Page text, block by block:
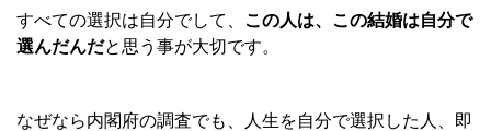
すべての選択は自分でして、 この人は、この結婚は自分で
選んだんだと思う事が大切です。
なぜなら内閣府の調査でも、人生を自分で選択した人、即